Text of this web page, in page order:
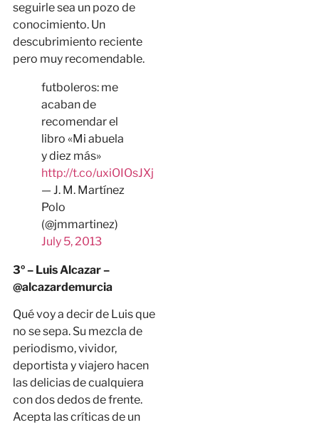
seguirle sea un pozo de
conocimiento. Un
descubrimiento reciente
pero muy recomendable.
futboleros: me
acaban de
recomendar el
libro «Mi abuela
y diez más»
http://t.co/uxiOIOsJXj
— J. M. Martínez
Polo
(@jmmartinez)
July 5, 2013
3º – Luis Alcazar –
@alcazardemurcia
Qué voy a decir de Luis que
no se sepa. Su mezcla de
periodismo, vividor,
deportista y viajero hacen
las delicias de cualquiera
con dos dedos de frente.
Acepta las críticas de un